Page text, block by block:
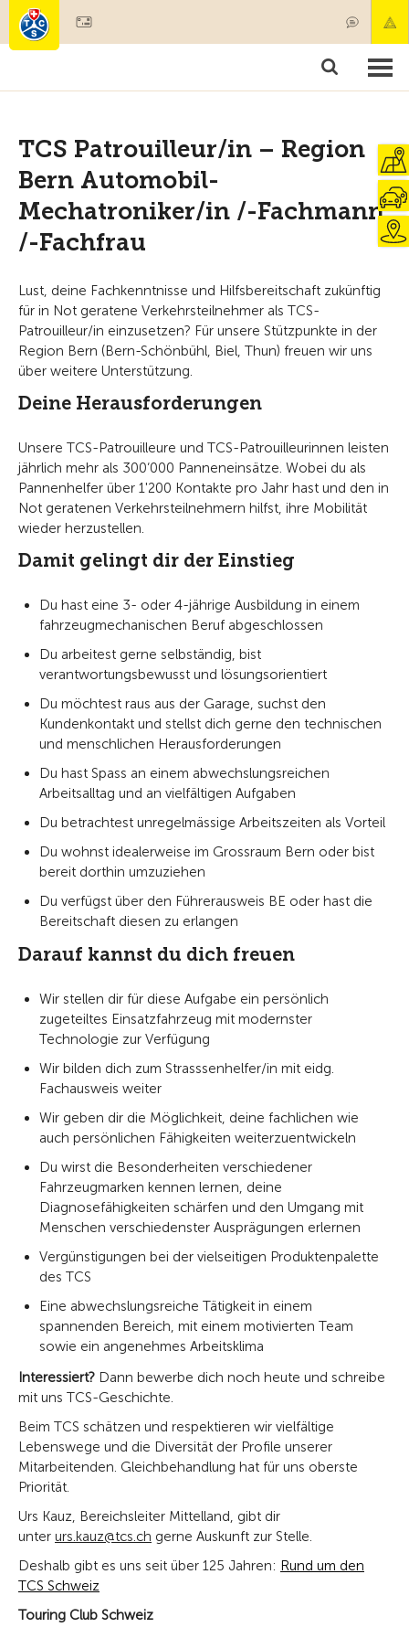
Mitgliedschaft & Leistungen
TCS Patrouilleur/in – Region
Bern Automobil-
Mechatroniker/in /-Fachmann
/-Fachfrau
Lust, deine Fachkenntnisse und Hilfsbereitschaft zukünftig
für in Not geratene Verkehrsteilnehmer als TCS-
Patrouilleur/in einzusetzen? Für unsere Stützpunkte in der
Region Bern (Bern-Schönbühl, Biel, Thun) freuen wir uns
über weitere Unterstützung.
Deine Herausforderungen
Unsere TCS-Patrouilleure und TCS-Patrouilleurinnen leisten
jährlich mehr als 300‘000 Panneneinsätze. Wobei du als
Pannenhelfer über 1'200 Kontakte pro Jahr hast und den in
Not geratenen Verkehrsteilnehmern hilfst, ihre Mobilität
wieder herzustellen.
Damit gelingt dir der Einstieg
Du hast eine 3- oder 4-jährige Ausbildung in einem
fahrzeugmechanischen Beruf abgeschlossen
Du arbeitest gerne selbständig, bist
verantwortungsbewusst und lösungsorientiert
Du möchtest raus aus der Garage, suchst den
Kundenkontakt und stellst dich gerne den technischen
und menschlichen Herausforderungen
Du hast Spass an einem abwechslungsreichen
Arbeitsalltag und an vielfältigen Aufgaben
Du betrachtest unregelmässige Arbeitszeiten als Vorteil
Du wohnst idealerweise im Grossraum Bern oder bist
bereit dorthin umzuziehen
Du verfügst über den Führerausweis BE oder hast die
Bereitschaft diesen zu erlangen
Darauf kannst du dich freuen
Wir stellen dir für diese Aufgabe ein persönlich
zugeteiltes Einsatzfahrzeug mit modernster
Technologie zur Verfügung
Wir bilden dich zum Strasssenhelfer/in mit eidg.
Fachausweis weiter
Wir geben dir die Möglichkeit, deine fachlichen wie
auch persönlichen Fähigkeiten weiterzuentwickeln
Du wirst die Besonderheiten verschiedener
Fahrzeugmarken kennen lernen, deine
Diagnosefähigkeiten schärfen und den Umgang mit
Menschen verschiedenster Ausprägungen erlernen
Vergünstigungen bei der vielseitigen Produktenpalette
des TCS
Eine abwechslungsreiche Tätigkeit in einem
spannenden Bereich, mit einem motivierten Team
sowie ein angenehmes Arbeitsklima
Interessiert? Dann bewerbe dich noch heute und schreibe
mit uns TCS-Geschichte.
Beim TCS schätzen und respektieren wir vielfältige
Lebenswege und die Diversität der Profile unserer
Mitarbeitenden. Gleichbehandlung hat für uns oberste
Priorität.
Urs Kauz, Bereichsleiter Mittelland, gibt dir
unter urs.kauz@tcs.ch gerne Auskunft zur Stelle.
Deshalb gibt es uns seit über 125 Jahren: Rund um den
TCS Schweiz
Touring Club Schweiz